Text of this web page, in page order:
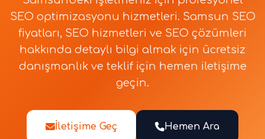
SEO optimizasyonu hizmetleri. Samsun SEO
fiyatları, SEO hizmetleri ve SEO çözümleri
hakkında detaylı bilgi almak için ücretsiz
danışmanlık ve teklif için hemen iletişime
geçin.
İletişime Geç Hemen Ara